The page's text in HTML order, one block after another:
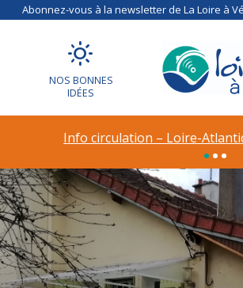
Abonnez-vous à la newsletter de La Loire à
NOS BONNES
IDÉES
Info circulation – Loire-